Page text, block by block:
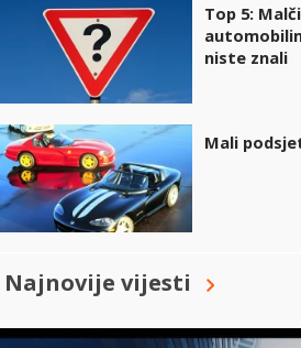
Top 5:
niste znali
Mali
Najnovije vijesti